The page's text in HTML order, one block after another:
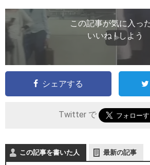
この記事が気に入っ
いいね ! しよう
シェアする
Twitter で
この記事を書いた人 最新の記事